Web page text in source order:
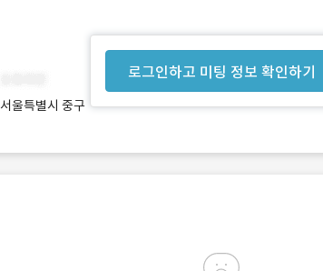
로그인하고 미팅 정보 확인하기
서울특별시 중구